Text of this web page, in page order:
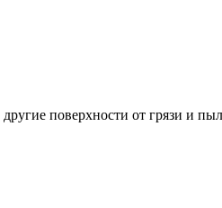
поверхности от грязи и